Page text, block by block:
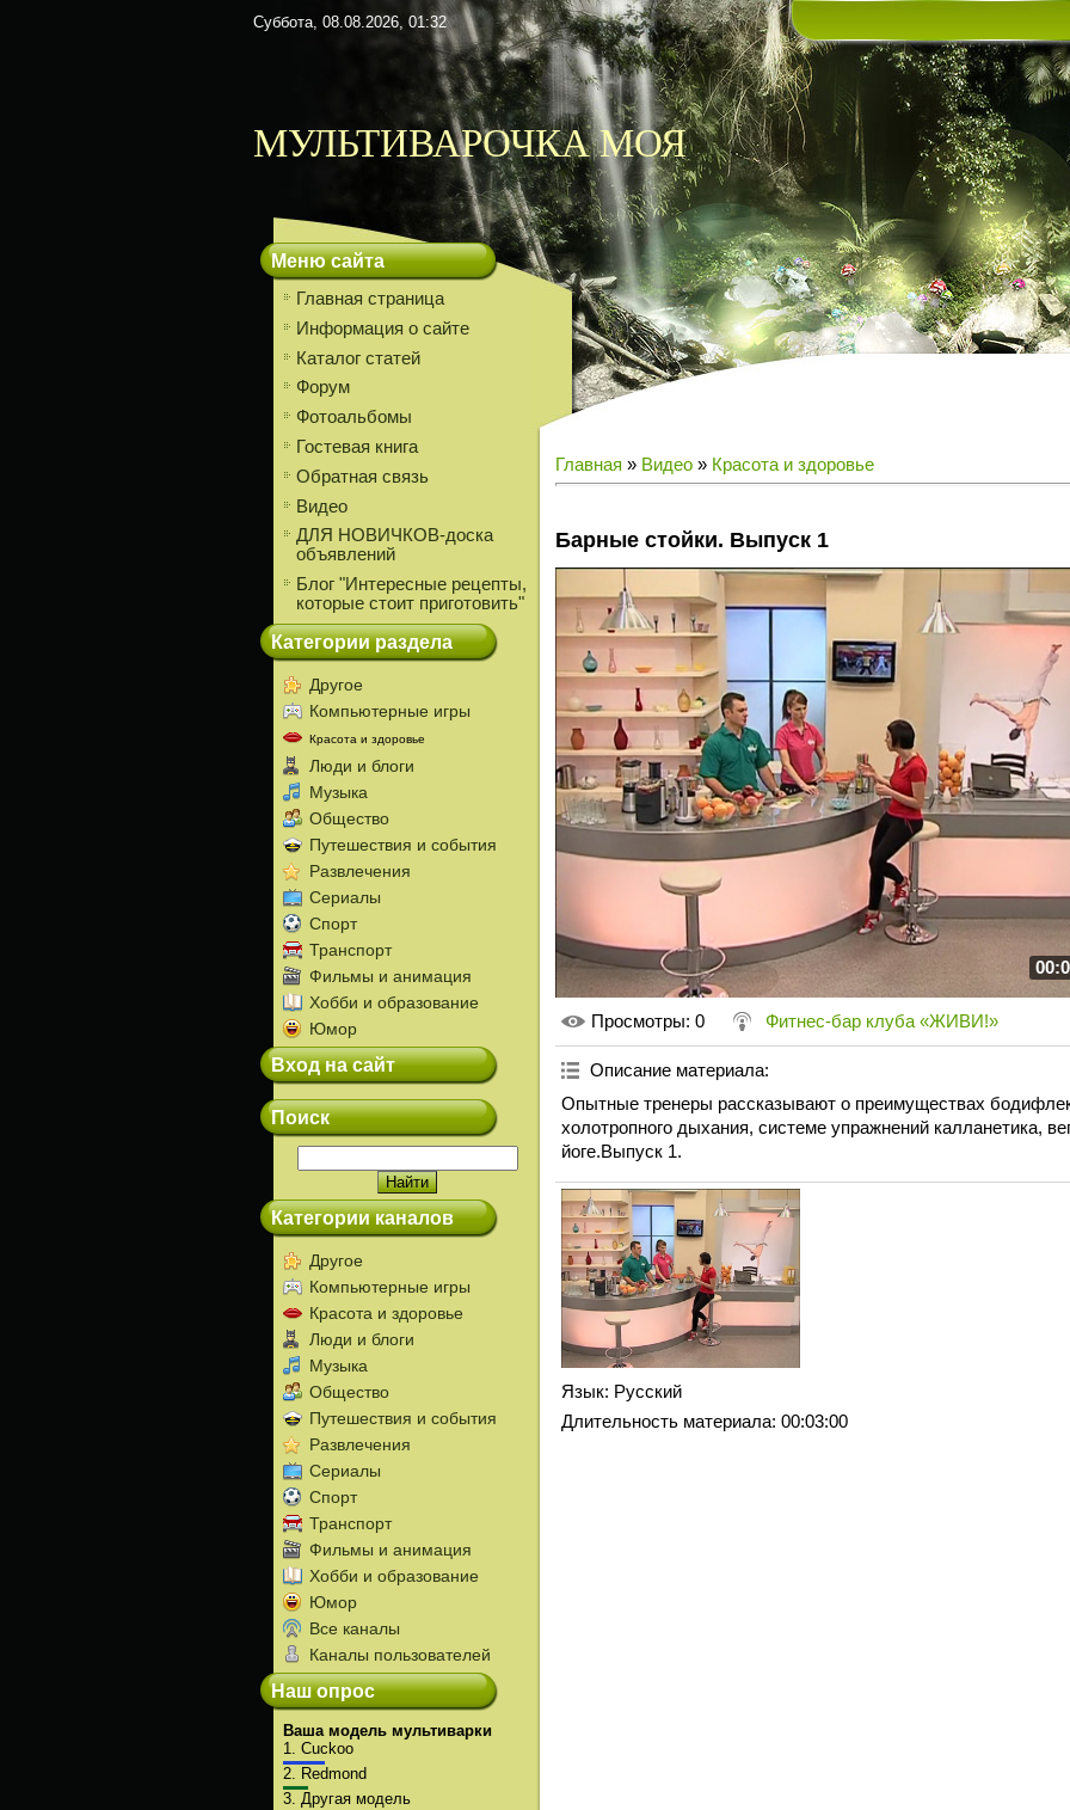
Суббота, 08.08.2026, 01:32
МУЛЬТИВАРОЧКА МОЯ
Меню сайта
Главная страница
Информация о сайте
Каталог статей
Форум
Фотоальбомы
Гостевая книга
Обратная связь
Видео
ДЛЯ НОВИЧКОВ-доска
объявлений
Блог "Интересные рецепты,
которые стоит приготовить"
Категории раздела
Другое
Компьютерные игры
Красота и здоровье
Люди и блоги
Музыка
Общество
Путешествия и события
Развлечения
Сериалы
Спорт
Транспорт
Фильмы и анимация
Хобби и образование
Юмор
Вход на сайт
Поиск
Категории каналов
Другое
Компьютерные игры
Красота и здоровье
Люди и блоги
Музыка
Общество
Путешествия и события
Развлечения
Сериалы
Спорт
Транспорт
Фильмы и анимация
Хобби и образование
Юмор
Все каналы
Каналы пользователей
Наш опрос
Ваша модель мультиварки
1. Cuckoo
2.
Redmond
3. Другая модель
Главная » Видео » Красота и здоровье
Барные стойки. Выпуск 1
Просмотры: 0 Фитнес-бар клуба «ЖИВИ!»
Описание материала:
Опытные тренеры рассказывают о преимуществах
холотропного дыхания, системе упражнений калланетика,
йоге.Выпуск 1.
Язык: Русский
Длительность материала: 00:03:00